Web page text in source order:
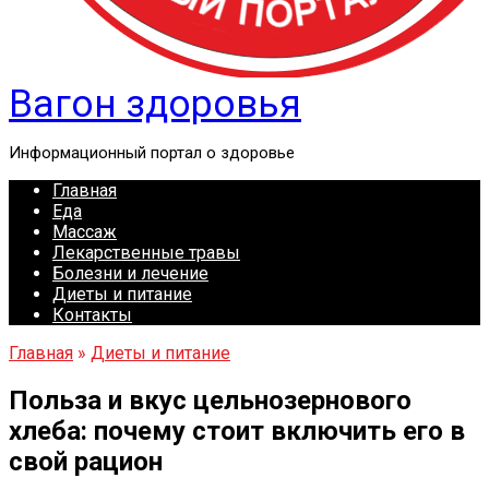
Вагон здоровья
Информационный портал о здоровье
Главная
Еда
Массаж
Лекарственные травы
Болезни и лечение
Диеты и питание
Контакты
Главная » Диеты и питание
Польза и вкус цельнозернового
хлеба: почему стоит включить его в
свой рацион